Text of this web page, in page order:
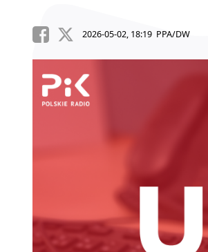
2026-05-02, 18:19 PPA/DW